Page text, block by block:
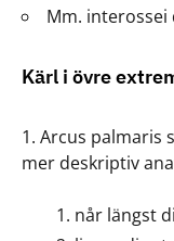
Mm.
Kärl i övre
Arcus palmaris
mer deskriptiv
når längst